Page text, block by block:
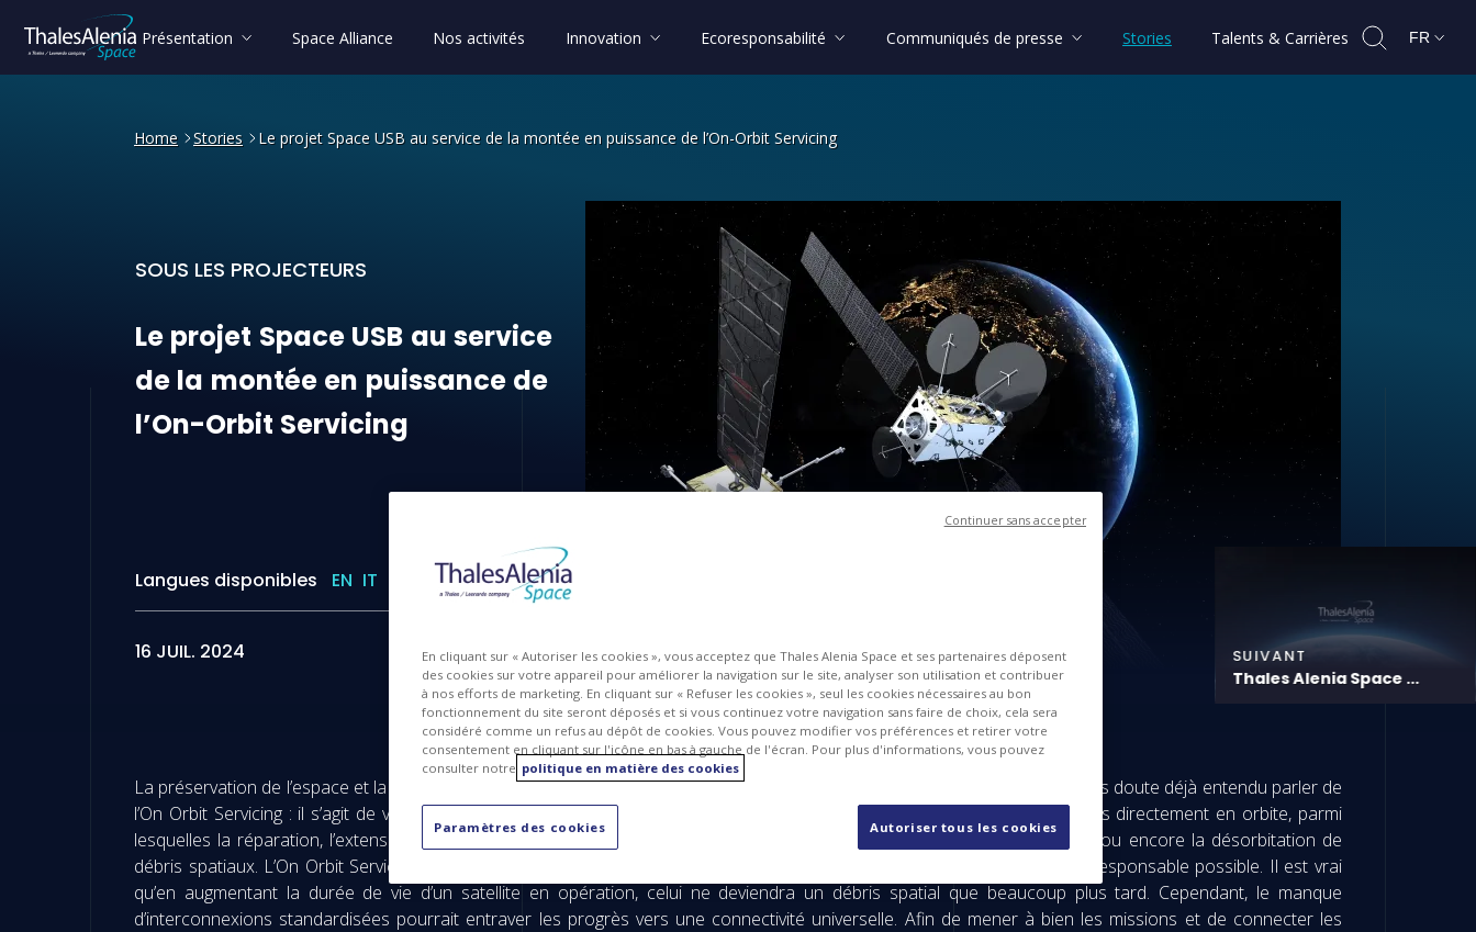
Présentation Space Alliance Nos activités Innovation Ecoresponsabilité Communiqués de presse Stories Talents & Carrières FR
Home Stories Le projet Space USB au service de la montée en puissance de l’On-Orbit Servicing
SOUS LES PROJECTEURS
Le projet Space USB au service de la montée en puissance de l’On-Orbit Servicing
Le projet Space USB au service
de la montée en puissance de
l’On-Orbit Servicing
Langues disponibles EN IT
16 JUIL. 2024 SUIVANT
Thales Alenia Space ...
La préservation de l’espace et la pérennité des infrastructures spatiales sont aujourd’hui des enjeux majeurs. Vous avez sans doute déjà entendu parler de
l’On Orbit Servicing : il s’agit de véhicules spatiaux qui seront en mesure d’effectuer un large éventail de tâches robotiques directement en orbite, parmi
lesquelles la réparation, l’extension de la vie opérationnelle d’un satellite via du ravitaillement en carburant en particulier ou encore la désorbitation de
débris spatiaux. L’On Orbit Servicing est l’un des nouveaux axes privilégiés afin de bâtir un espace le plus durable et écoresponsable possible. Il est vrai
qu’en augmentant la durée de vie d’un satellite en opération, celui ne deviendra un débris spatial que beaucoup plus tard. Cependant, le manque
d’interconnexions standardisées pourrait entraver les progrès vers une connectivité universelle. Afin de mener à bien les missions et de connecter les
En cliquant sur « Autoriser les cookies », vous acceptez que Thales Alenia Space et ses partenaires déposent
des cookies sur votre appareil pour améliorer la navigation sur le site, analyser son utilisation et contribuer
à nos efforts de marketing. En cliquant sur « Refuser les cookies », seul les cookies nécessaires au bon
fonctionnement du site seront déposés et si vous continuez votre navigation sans faire de choix, cela sera
considéré comme un refus au dépôt de cookies. Vous pouvez modifier vos préférences et retirer votre
consentement en cliquant sur l'icône en bas à gauche de l'écran. Pour plus d'informations, vous pouvez
consulter notre politique en matière des cookies
Paramètres des cookies Autoriser tous les cookies
Continuer sans accepter